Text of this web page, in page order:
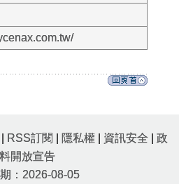
RSS訂閱 隱私權 資訊安全
政
開放宣告
：2026-08-05